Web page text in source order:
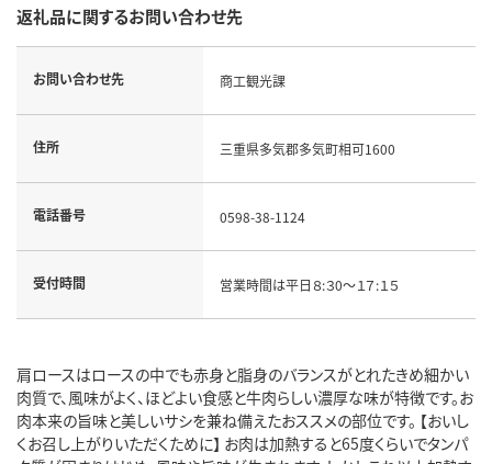
返礼品に関するお問い合わせ先
お問い合わせ先 商工観光課
住所 三重県多気郡多気町相可1600
電話番号 0598-38-1124
受付時間 営業時間は平日８:３0～１７:１５
肩ロースはロースの中でも赤身と脂身のバランスがとれたきめ細かい
肉質で、風味がよく、ほどよい食感と牛肉らしい濃厚な味が特徴です。お
肉本来の旨味と美しいサシを兼ね備えたおススメの部位です。 【おいし
くお召し上がりいただくために】 お肉は加熱すると65度くらいでタンパ